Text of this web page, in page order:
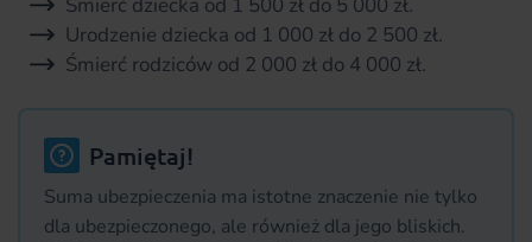
Śmierć dziecka od 1 500 zł do 5 000 zł.
Urodzenie dziecka od 1 000 zł do 2 500 zł.
Śmierć rodziców od 2 000 zł do 4 000 zł.
Pamiętaj!
Suma ubezpieczenia ma istotne znaczenie nie tylko
dla ubezpieczonego, ale również dla jego bliskich.